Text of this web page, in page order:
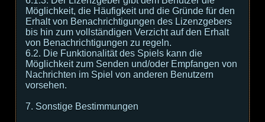
Möglichkeit, die Häufigkeit und die Gründe für den
Erhalt von Benachrichtigungen des Lizenzgebers
bis hin zum vollständigen Verzicht auf den Erhalt
von Benachrichtigungen zu regeln.
6.2. Die Funktionalität des Spiels kann die
Möglichkeit zum Senden und/oder Empfangen von
Nachrichten im Spiel von anderen Benutzern
vorsehen.
7. Sonstige Bestimmungen